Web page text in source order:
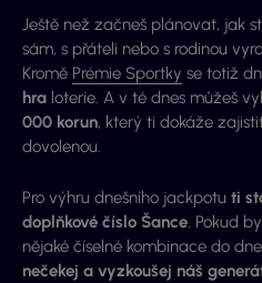
Ještě než začneš plánovat, jak
sám, s přáteli nebo s rodinou
Kromě Prémie Sportky se totiž
hra loterie. A v té dnes můžeš
000 korun, který ti dokáže
dovolenou.
Pro výhru dnešního jackpotu ti
doplňkové číslo Šance. Pokud
nějaké číselné kombinace do
nečekej a vyzkoušej náš